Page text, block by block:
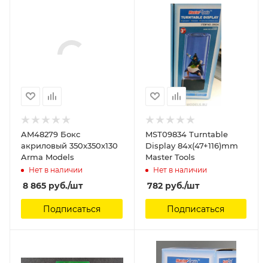
AM48279 Бокс
акриловый 350х350х130
Arma Models
Нет в наличии
8 865 руб./шт
Подписаться
MST09834 Turntable
Display 84x(47+116)mm
Master Tools
Нет в наличии
782руб./шт
Подписаться